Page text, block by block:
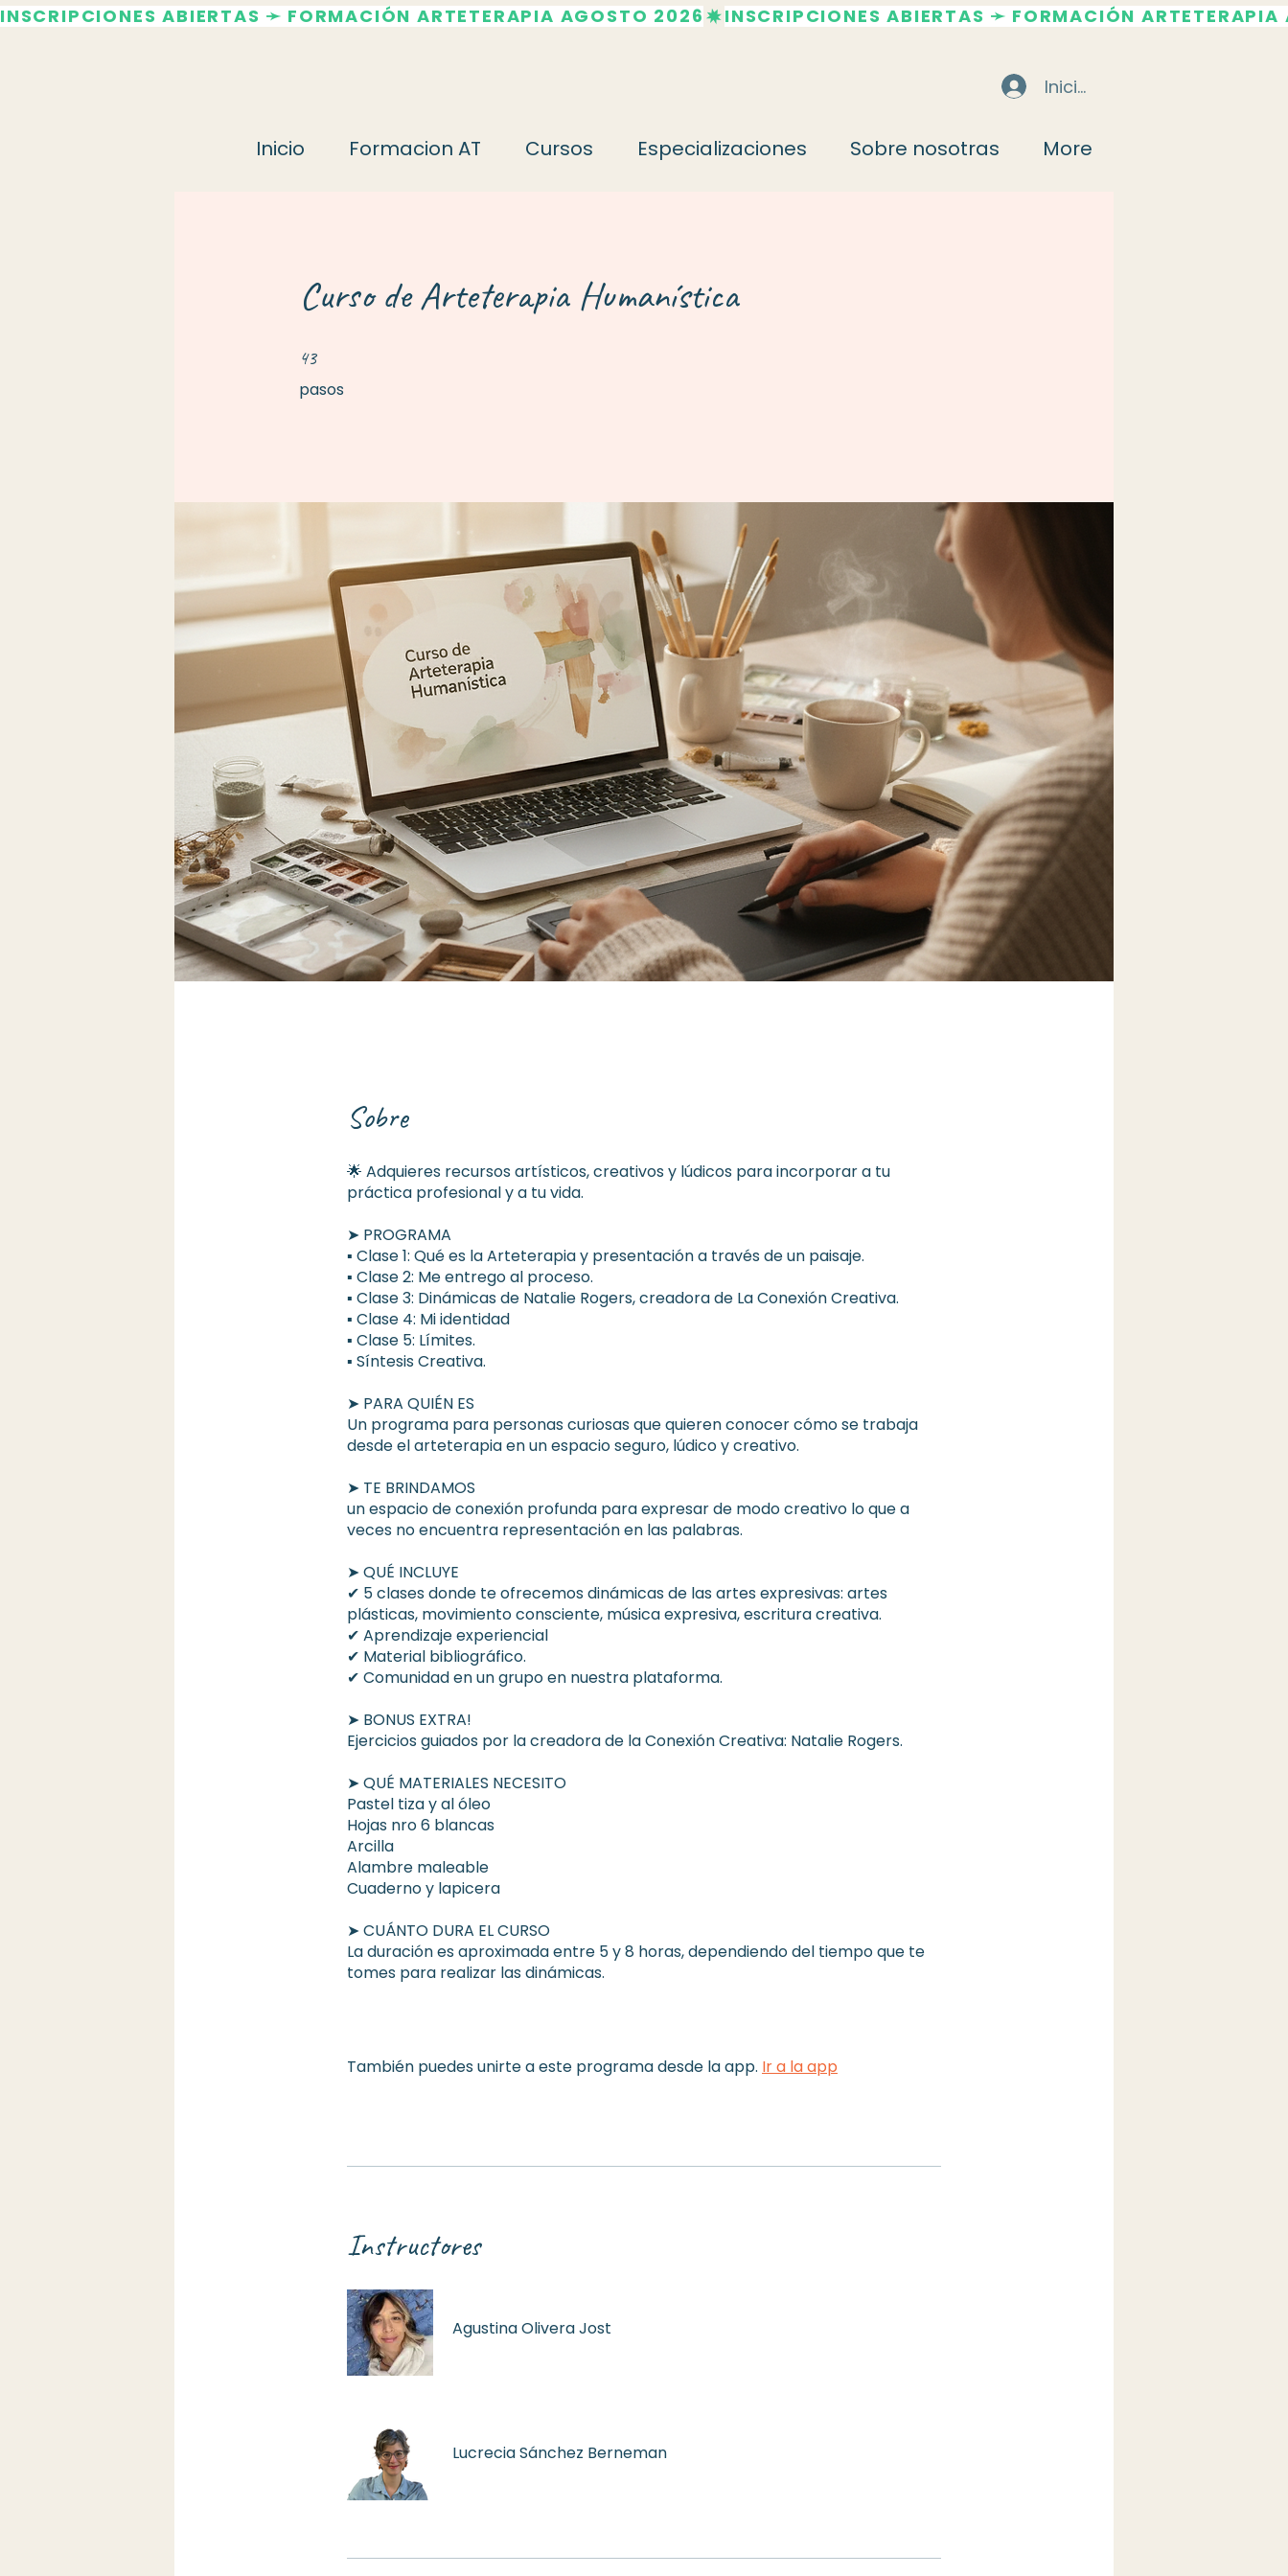
INSCRIPCIONES ABIERTAS ➛ FORMACIÓN ARTETERAPIA AGOSTO 2026
Iniciar sesión
Inicio Formacion AT Cursos Especializaciones Sobre nosotras More
Curso de Arteterapia Humanística
43
pasos
Sobre
🌟 Adquieres recursos artísticos, creativos y lúdicos para incorporar a tu
práctica profesional y a tu vida.
➤ PROGRAMA
▪︎ Clase 1: Qué es la Arteterapia y presentación a través de un paisaje.
▪︎ Clase 2: Me entrego al proceso.
▪︎ Clase 3: Dinámicas de Natalie Rogers, creadora de La Conexión Creativa.
▪︎ Clase 4: Mi identidad
▪︎ Clase 5: Límites.
▪︎ Síntesis Creativa.
➤ PARA QUIÉN ES
Un programa para personas curiosas que quieren conocer cómo se trabaja
desde el arteterapia en un espacio seguro, lúdico y creativo.
➤ TE BRINDAMOS
un espacio de conexión profunda para expresar de modo creativo lo que a
veces no encuentra representación en las palabras.
➤ QUÉ INCLUYE
✔︎ 5 clases donde te ofrecemos dinámicas de las artes expresivas: artes
plásticas, movimiento consciente, música expresiva, escritura creativa.
✔︎ Aprendizaje experiencial
✔︎ Material bibliográfico.
✔︎ Comunidad en un grupo en nuestra plataforma.
➤ BONUS EXTRA!
Ejercicios guiados por la creadora de la Conexión Creativa: Natalie Rogers.
➤ QUÉ MATERIALES NECESITO
Pastel tiza y al óleo
Hojas nro 6 blancas
Arcilla
Alambre maleable
Cuaderno y lapicera
➤ CUÁNTO DURA EL CURSO
La duración es aproximada entre 5 y 8 horas, dependiendo del tiempo que te
tomes para realizar las dinámicas.
También puedes unirte a este programa desde la app. Ir a la app
Instructores
Agustina Olivera Jost
Lucrecia Sánchez Berneman